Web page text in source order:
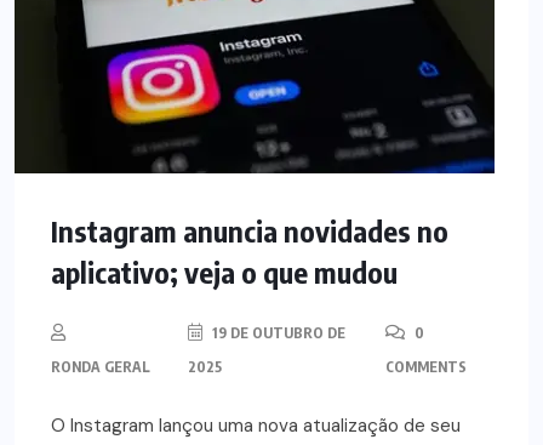
Instagram anuncia novidades no
aplicativo; veja o que mudou
RONDA GERAL
19 DE OUTUBRO DE
2025
0
COMMENTS
O Instagram lançou uma nova atualização de seu